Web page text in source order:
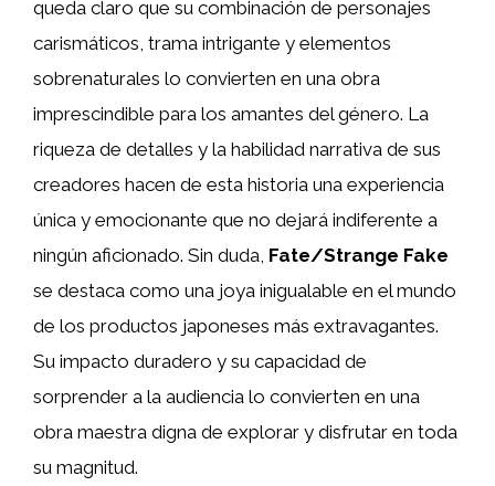
queda claro que su combinación de personajes
carismáticos, trama intrigante y elementos
sobrenaturales lo convierten en una obra
imprescindible para los amantes del género. La
riqueza de detalles y la habilidad narrativa de sus
creadores hacen de esta historia una experiencia
única y emocionante que no dejará indiferente a
ningún aficionado. Sin duda, Fate/Strange Fake
se destaca como una joya inigualable en el mundo
de los productos japoneses más extravagantes.
Su impacto duradero y su capacidad de
sorprender a la audiencia lo convierten en una
obra maestra digna de explorar y disfrutar en toda
su magnitud.